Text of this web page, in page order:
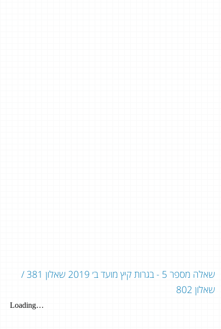
שאלה מספר 5 - בגרות קיץ מועד ב׳ 2019 שאלון 381 /
שאלון 802